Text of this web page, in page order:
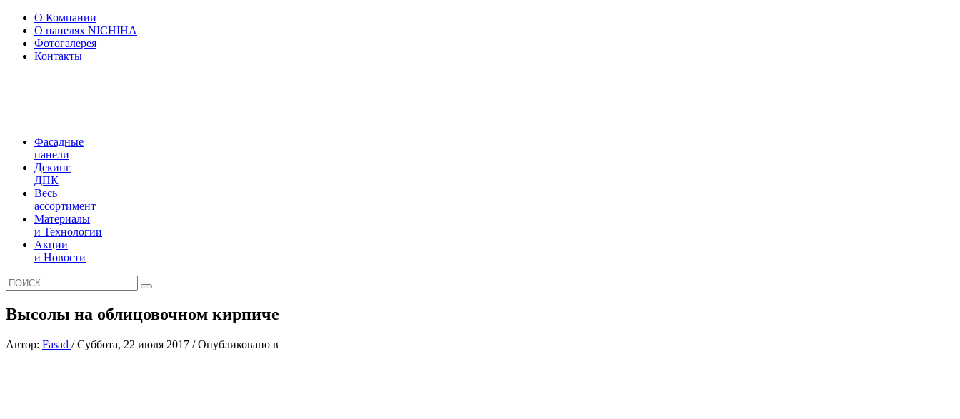
О Компании
О панелях NICHIHA
Фотогалерея
Контакты
Фасадные
панели
Декинг
ДПК
Весь
ассортимент
Материалы
и Технологии
Акции
и Новости
Высолы на облицовочном кирпиче
Автор: Fasad /Суббота, 22 июля 2017 /Опубликовано в